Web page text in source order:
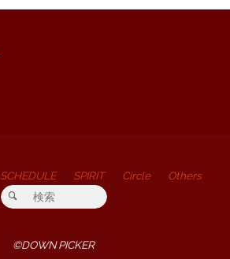
SCHEDULE SPIRIT Circle
Others
検索対象:
検索
©DOWN PICKER